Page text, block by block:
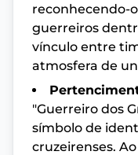
reconhecendo-
guerreiros
vínculo entre
atmosfera de
"Guerreiro dos
símbolo de
cruzeirenses.